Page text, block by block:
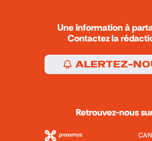
Une information à
Contactez la
ALERTEZ-
Retrouvez-nous